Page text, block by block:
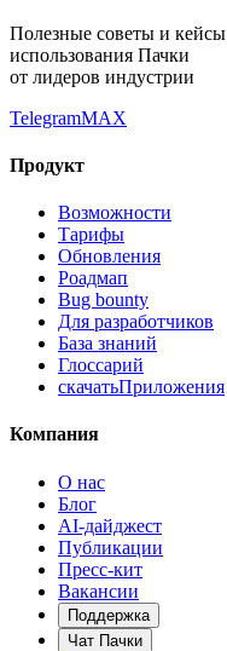
Полезные советы и кейсы
использования Пачки
от лидеров индустрии
TelegramMAX
Продукт
Возможности
Тарифы
Обновления
Роадмап
Bug bounty
Для разработчиков
База знаний
Глоссарий
скачатьПриложения
Компания
О нас
Блог
AI-дайджест
Публикации
Пресс-кит
Вакансии
Поддержка
Чат Пачки